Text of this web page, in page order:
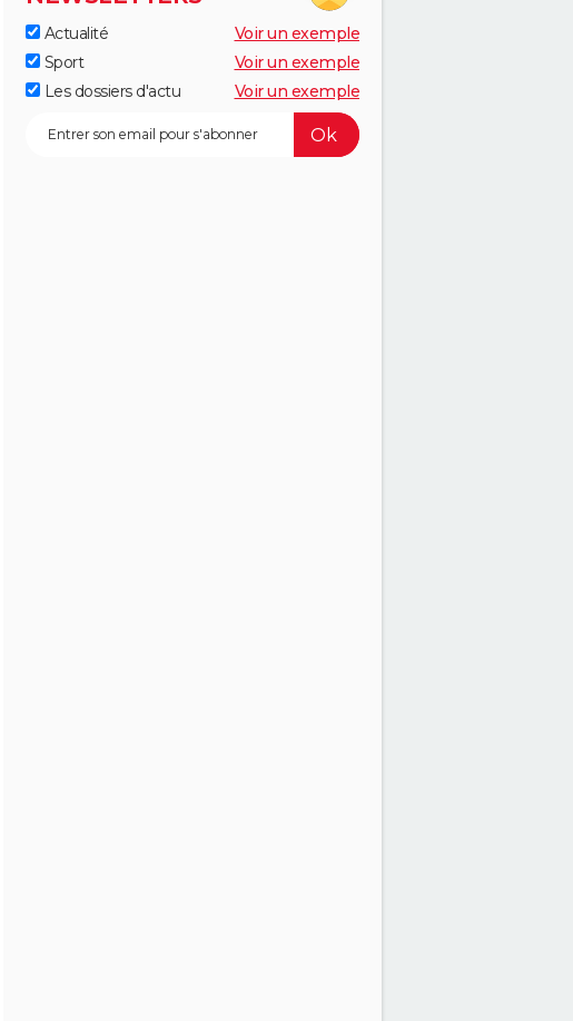
Actualité
Voir un exemple
Sport
Voir un exemple
Les dossiers d'actu
Voir un exemple